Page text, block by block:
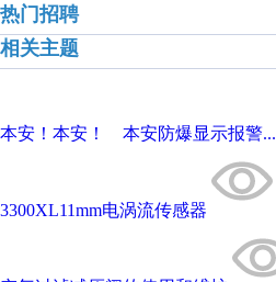
热门招聘
相关主题
本安！本安！ 本安防爆显示报警...
3300XL11mm电涡流传感器